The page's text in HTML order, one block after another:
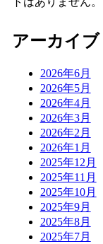
アーカイブ
2026年6月
2026年5月
2026年4月
2026年3月
2026年2月
2026年1月
2025年12月
2025年11月
2025年10月
2025年9月
2025年8月
2025年7月